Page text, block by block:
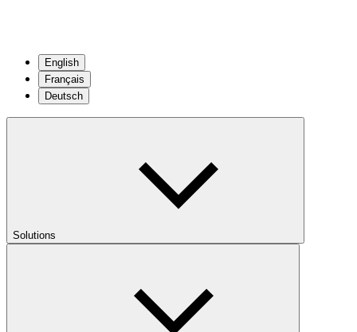
English
Français
Deutsch
Solutions